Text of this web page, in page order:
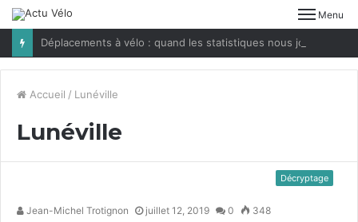
Menu
Accueil / Lunéville
Lunéville
Décryptage
Jean-Michel Trotignon juillet 12, 2019 0 348